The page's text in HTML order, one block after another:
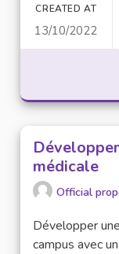
CREATED AT
13/10/2022
médicale
Official
Développer
campus avec